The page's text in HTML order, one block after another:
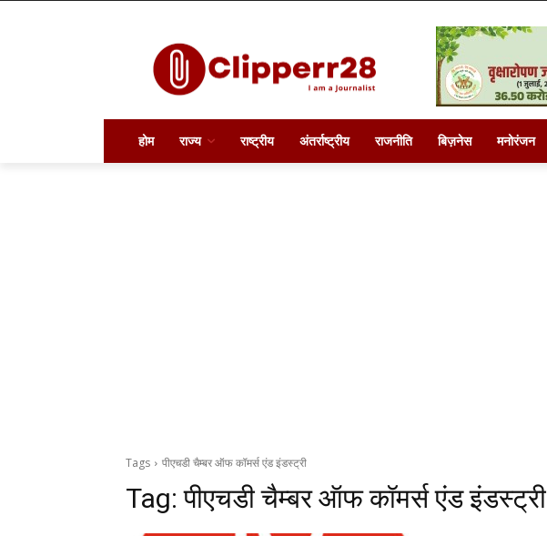
होम राज्य राष्ट्रीय अंतर्राष्ट्रीय राजनीति बिज़नेस मनोरंजन
Tags पीएचडी चैम्बर ऑफ कॉमर्स एंड इंडस्ट्री
Tag:पीएचडी चैम्बर ऑफ कॉमर्स एंड इंडस्ट्री